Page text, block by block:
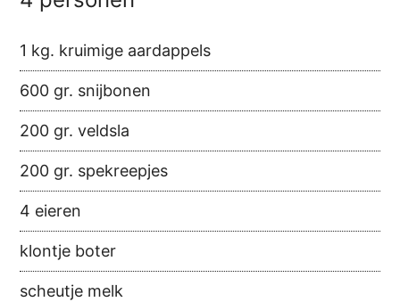
1 kg. kruimige aardappels
600 gr. snijbonen
200 gr. veldsla
200 gr. spekreepjes
4 eieren
klontje boter
scheutje melk